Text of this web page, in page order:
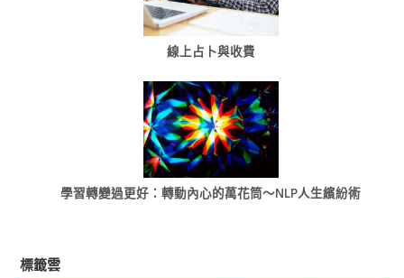
線上占卜與收費
學習轉變過更好：轉動內心的萬花筒～NLP人生繽紛術
標籤雲